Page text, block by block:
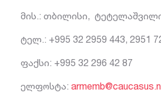
მის.: თბილისი,
ტელ.: +995 32 2959 443, 2951
ფაქსი: +995 32 296 42 87
ელფოსტა: